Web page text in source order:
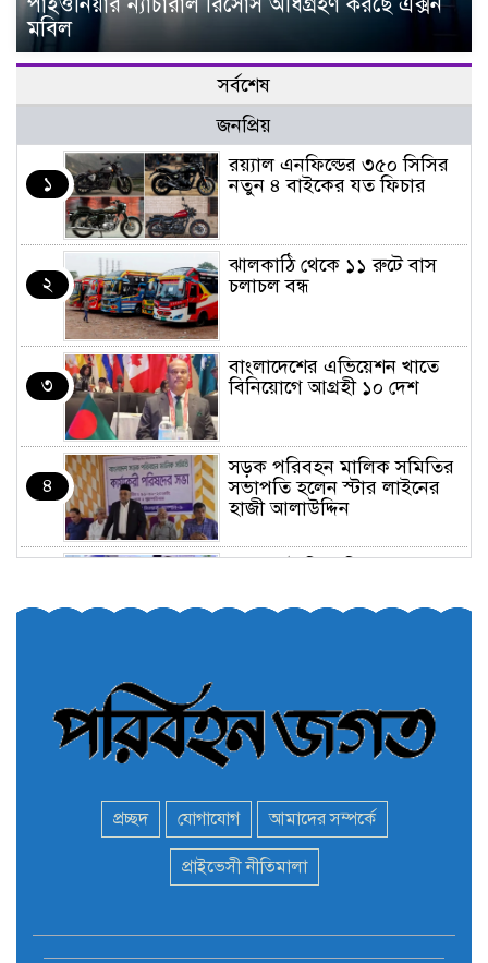
মবিল
সর্বশেষ
জনপ্রিয়
১
র‌য়্যাল এনফিল্ডের ৩৫০ সিসির
নতুন ৪ বাইকের যত ফিচার
২
ঝালকাঠি থেকে ১১ রুটে বাস
চলাচল বন্ধ
৩
বাংলাদেশের এভিয়েশন খাতে
বিনিয়োগে আগ্রহী ১০ দেশ
৪
সড়ক পরিবহন মালিক সমিতির
সভাপতি হলেন স্টার লাইনের
হাজী আলাউদ্দিন
অনির্দিষ্টকালের জন্য বাংলাদেশে
মন্ত্রী এমপিদের দেশত্যাগের
হিড়িক : নিরাপদ আশ্রয়ে
প্রচ্ছদ যোগাযোগ আমাদের সম্পর্কে
প্রাইভেসী নীতিমালা